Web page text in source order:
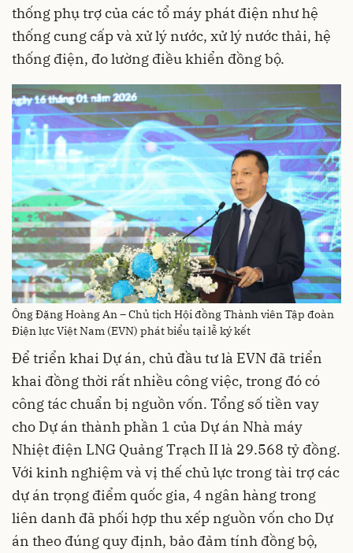
thống phụ trợ của các tổ máy phát điện như hệ
thống cung cấp và xử lý nước, xử lý nước thải, hệ
thống điện, đo lường điều khiển đồng bộ.
Ông Đặng Hoàng An – Chủ tịch Hội đồng Thành viên Tập đoàn
Điện lực Việt Nam (EVN) phát biểu tại lễ ký kết
Để triển khai Dự án, chủ đầu tư là EVN đã triển
khai đồng thời rất nhiều công việc, trong đó có
công tác chuẩn bị nguồn vốn. Tổng số tiền vay
cho Dự án thành phần 1 của Dự án Nhà máy
Nhiệt điện LNG Quảng Trạch II là 29.568 tỷ đồng.
Với kinh nghiệm và vị thế chủ lực trong tài trợ các
dự án trọng điểm quốc gia, 4 ngân hàng trong
liên danh đã phối hợp thu xếp nguồn vốn cho Dự
án theo đúng quy định, bảo đảm tính đồng bộ,